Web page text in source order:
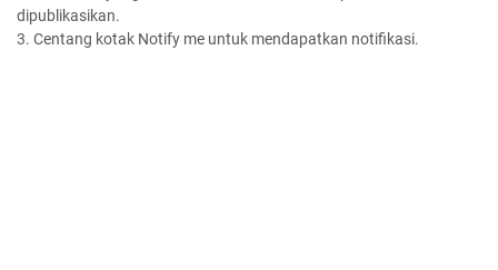
dipublikasikan.
3. Centang kotak Notify me untuk mendapatkan notifikasi.